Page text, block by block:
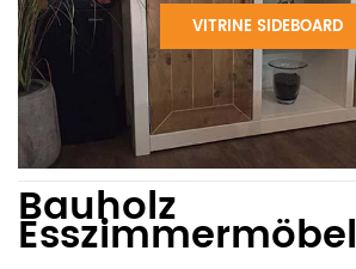
VITRINE SIDEBOARD
Bauholz
Esszimmermöbel